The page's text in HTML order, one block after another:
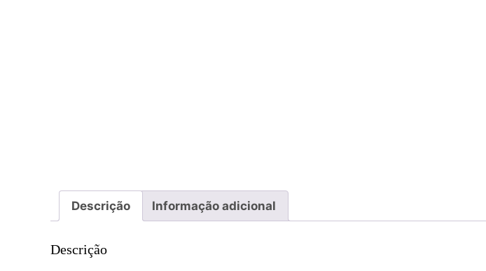
Descrição Informação adicional
Descrição